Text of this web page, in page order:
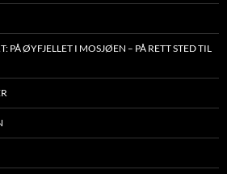
PÅ ØYFJELLET I MOSJØEN – PÅ RETT STED TIL